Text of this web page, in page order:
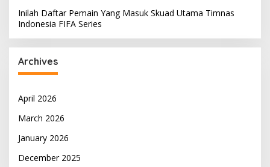
Inilah Daftar Pemain Yang Masuk Skuad Utama Timnas
Indonesia FIFA Series
Archives
April 2026
March 2026
January 2026
December 2025